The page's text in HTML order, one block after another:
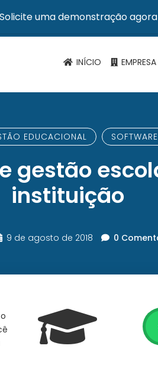
uma demonstração
INÍCIO EMPRESA
EDUCACIONAL
gestão
instituição
9 de agosto de 2018 0